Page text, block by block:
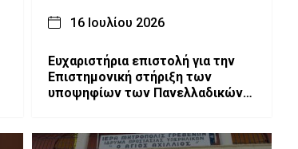
16 Ιουλίου 2026
Ευχαριστήρια επιστολή για την
Επιστημονική στήριξη των
υποψηφίων των Πανελλαδικών